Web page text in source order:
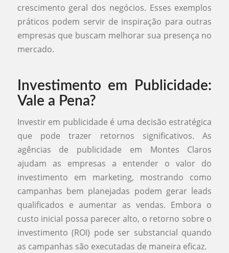
crescimento geral dos negócios. Esses exemplos
práticos podem servir de inspiração para outras
empresas que buscam melhorar sua presença no
mercado.
Investimento em Publicidade:
Vale a Pena?
Investir em publicidade é uma decisão estratégica
que pode trazer retornos significativos. As
agências de publicidade em Montes Claros
ajudam as empresas a entender o valor do
investimento em marketing, mostrando como
campanhas bem planejadas podem gerar leads
qualificados e aumentar as vendas. Embora o
custo inicial possa parecer alto, o retorno sobre o
investimento (ROI) pode ser substancial quando
as campanhas são executadas de maneira eficaz.